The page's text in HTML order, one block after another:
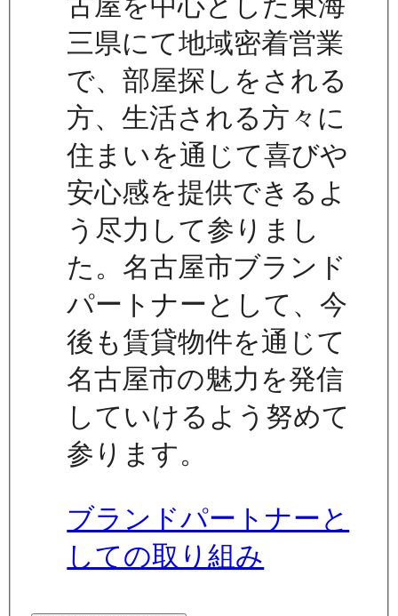
三県にて地域密着営業
で、部屋探しをされる
方、生活される方々に
住まいを通じて喜びや
安心感を提供できるよ
う尽力して参りまし
た。名古屋市ブランド
パートナーとして、今
後も賃貸物件を通じて
名古屋市の魅力を発信
していけるよう努めて
参ります。
ブランドパートナーと
しての取り組み